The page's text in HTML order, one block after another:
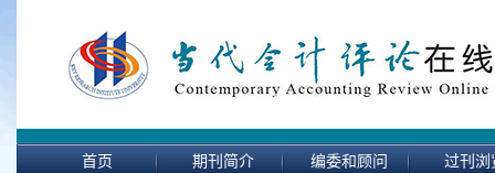
首页 期刊简介 编委和顾问 过刊浏